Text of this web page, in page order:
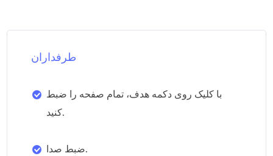
طرفداران
با کلیک روی دکمه هدف، تمام صفحه را ضبط
کنید.
ضبط صدا.